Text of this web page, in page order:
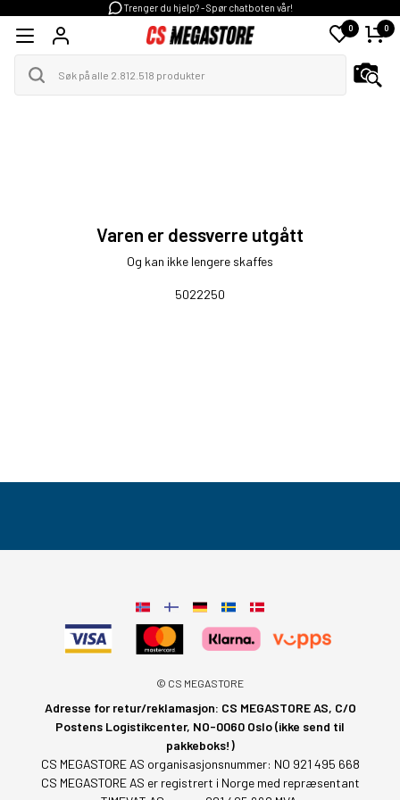
Trenger du hjelp? - Spør chatboten vår!
0 0
Varen er dessverre utgått
Og kan ikke lengere skaffes
5022250
© CS MEGASTORE
Adresse for retur/reklamasjon: CS MEGASTORE AS, C/O
Postens Logistikcenter, NO-0060 Oslo (ikke send til
pakkeboks!)
CS MEGASTORE AS organisasjonsnummer: NO 921 495 668
CS MEGASTORE AS er registrert i Norge med repræsentant